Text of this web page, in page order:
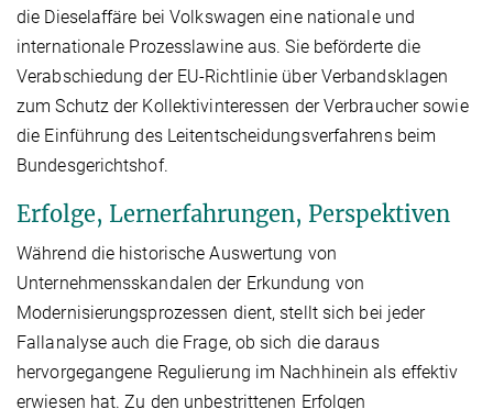
die Dieselaffäre bei Volkswagen eine nationale und
internationale Prozesslawine aus. Sie beförderte die
Verabschiedung der EU-Richtlinie über Verbandsklagen
zum Schutz der Kollektivinteressen der Verbraucher sowie
die Einführung des Leitentscheidungsverfahrens beim
Bundesgerichtshof.
Erfolge, Lernerfahrungen, Perspektiven
Während die historische Auswertung von
Unternehmensskandalen der Erkundung von
Modernisierungsprozessen dient, stellt sich bei jeder
Fallanalyse auch die Frage, ob sich die daraus
hervorgegangene Regulierung im Nachhinein als effektiv
erwiesen hat. Zu den unbestrittenen Erfolgen